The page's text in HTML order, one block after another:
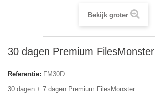
Bekijk groter
30 dagen Premium FilesMonster
Referentie: FM30D
30 dagen + 7 dagen Premium FilesMonster